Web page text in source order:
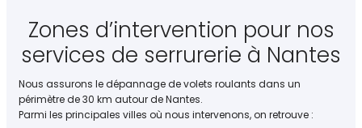
Zones d’intervention pour nos
services de serrurerie à Nantes
Nous assurons le dépannage de volets roulants dans un
périmètre de 30 km autour de Nantes.
Parmi les principales villes où nous intervenons, on retrouve :